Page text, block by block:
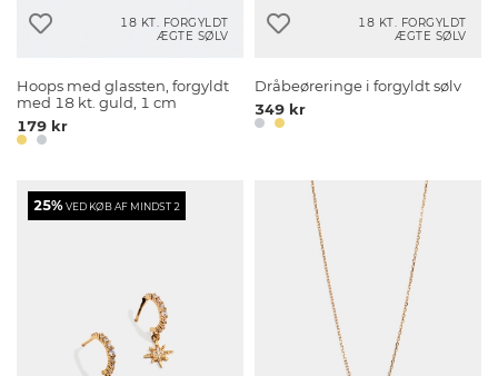
18 KT. FORGYLDT
ÆGTE SØLV
Hoops med glassten, forgyldt
med 18 kt. guld, 1 cm
179 kr
18 KT. FORGYLDT
ÆGTE SØLV
Dråbeøreringe i forgyldt sølv
349 kr
25%VED KØB AF MINDST 2